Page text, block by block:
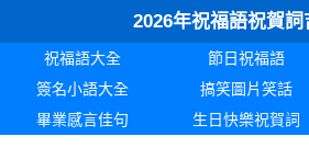
2026年祝福語祝賀詞
祝福語大全 節日祝福語
簽名小語大全
搞笑圖片笑話
畢業感言佳句
生日快樂祝賀詞